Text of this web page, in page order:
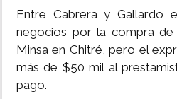
Entre Cabrera y Gallardo
negocios por la compra
Minsa en Chitré, pero el
más de $50 mil al
pago.